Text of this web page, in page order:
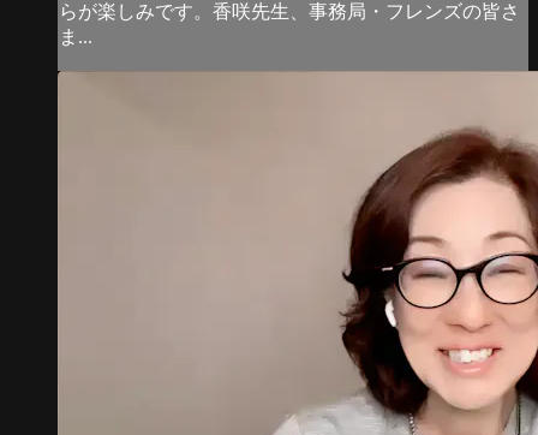
らが楽しみです。香咲先生、事務局・フレンズの皆さ
ま...